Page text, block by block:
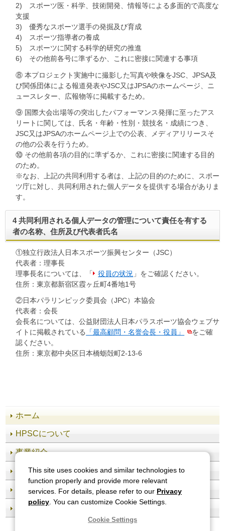
ホーム
HPSCについて
事業紹介
施設案内
知る・学ぶ
アクセス
2) スポーツ医・科学、技術開発、情報等による多面的で高度な
支援
3) 優秀なスポーツ選手の発掘及び育成
4) スポーツ指導者の養成
5) スポーツに関する科学的研究の推進
6) その他前各号に準ずるか、これに密接に関連する事項
⑧ 本プロジェクト実施中に撮影した写真や映像をJSC、JPSA及
び関係団体による報道発表やJSC又はJPSAのホームページ、ニ
ュースレター、広報物等に掲載するため。
⑨ 国際大会出場等の突出したパフォーマンス発揮に至ったアス
リートに関しては、氏名・年齢・性別・競技名・成績につき、
JSC又はJPSAのホームページ上での公表、メディアリリースそ
の他の公表を行うため。
⑩ その他前各項の目的に準ずるか、これに密接に関連する目的
のため。
※なお、上記の共同利用する者は、上記の目的のために、スポー
ツ庁に対し、共同利用された個人データを提供する場合がありま
す。
4 共同利用される個人データの管理について責任を有する
者の名称、住所及び代表者氏名
①独立行政法人日本スポーツ振興センター（JSC）
代表者：理事長
理事長名については、「
役員の状況 」をご確認ください。
住所：東京都新宿区霞ヶ丘町4番地1号
②日本パラリンピック委員会（JPC）本協会
代表者：会長
会長名については、公益財団法人日本パラスポーツ協会ウェブサ
イトに掲載されている
「最高顧問・名誉会長・役員」
をご確
認ください。
住所：東京都中央区日本橋蛎殻町2-13-6
This site uses cookies and similar technologies to
function properly and provide more relevant
services. For details, please refer to our Privacy
policy . You can customize Cookie Settings.
Cookie Settings